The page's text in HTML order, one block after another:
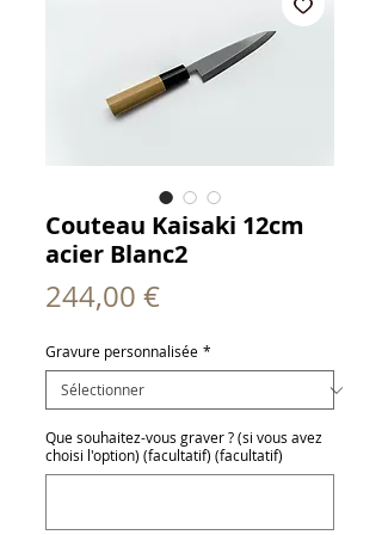
Couteau Kaisaki 12cm
acier Blanc2
244,00 €Prix
Gravure personnalisée *
Que souhaitez-vous graver ? (si vous avez
choisi l'option) (facultatif) (facultatif)